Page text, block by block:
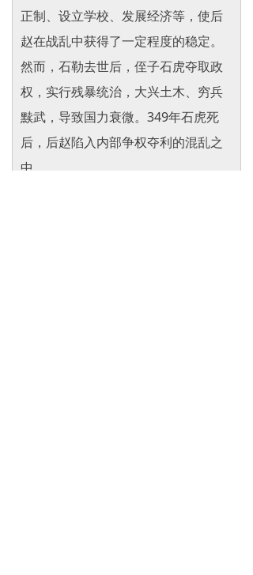
正制、设立学校、发展经济等，使后
赵在战乱中获得了一定程度的稳定。
然而，石勒去世后，侄子石虎夺取政
权，实行残暴统治，大兴土木、穷兵
黩武，导致国力衰微。349年石虎死
后，后赵陷入内部争权夺利的混乱之
中。